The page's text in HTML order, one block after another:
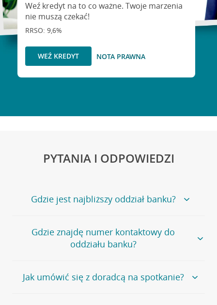
Weź kredyt na to co ważne. Twoje marzenia
nie muszą czekać!
RRSO: 9,6%
WEŹ KREDYT NOTA PRAWNA
PYTANIA I ODPOWIEDZI
Gdzie jest najbliższy oddział banku?
Jeśli szukasz oddziału naszego banku, zapraszamy na
stronęPlacówki i bankomaty, na której znajduje się
wygodna wyszukiwarka.
oddziałów
Gdzie znajdę numer kontaktowy do
oddziału banku?
Bank Credit Agricole nie udostępnia ogólnego numeru
telefonu do placówki bankowej.
Jak umówić się z doradcą na spotkanie?